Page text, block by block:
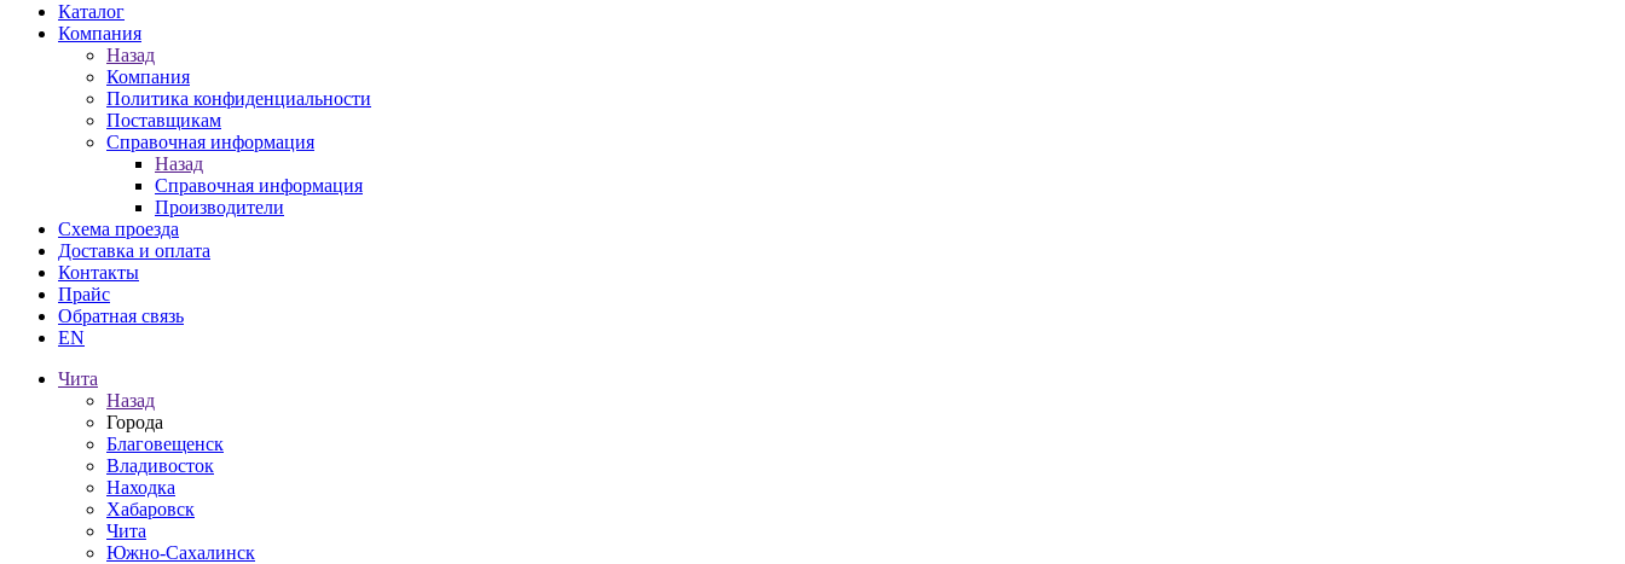
Каталог
Компания
Назад
Компания
Политика конфиденциальности
Поставщикам
Справочная информация
Назад
Справочная информация
Производители
Схема проезда
Доставка и оплата
Контакты
Прайс
Обратная связь
EN
Чита
Назад
Города
Благовещенск
Владивосток
Находка
Хабаровск
Чита
Южно-Сахалинск